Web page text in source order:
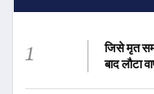
1
जिसे मृत
बाद लौटा